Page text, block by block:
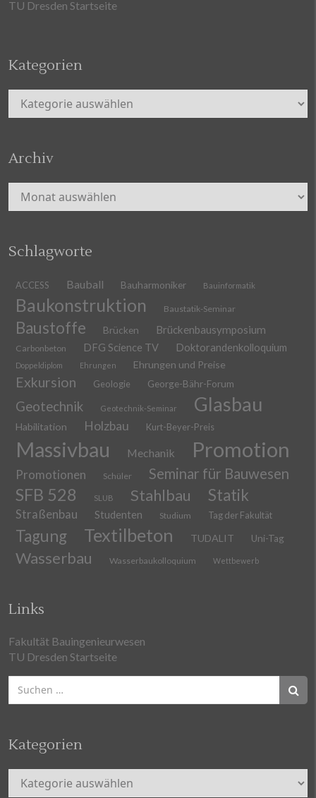
TU Dresden Startseite
Kategorien
Kategorien
Archiv
Archiv
Schlagworte
ACCESS Bauball Bauharmoniker Bauinformatik
Baukonstruktion Baustatik-Seminar
Baustoffe Brücken Brückenbausymposium
Carbonbeton DFG Science TV Doktorandenkolloquium
Doppeldiplom Ehrungen Ehrungen und Preise
Exkursion Geologie George-Bähr-Forum
Geotechnik Geotechnik-Seminar Glasbau
Habilitation Holzbau Kurt-Beyer-Preis
Massivbau Mechanik Promotion
Promotionen Schüler Seminar für Bauwesen
SFB 528 SLUB Stahlbau Statik
Straßenbau Studenten Studium Tag der Fakultät
Tagung Textilbeton TUDALIT Uni-Tag
Wasserbau Wasserbaukolloquium Wettbewerb
Links
Fakultät Bauingenieurwesen
TU Dresden Startseite
Suchen
nach:
Kategorien
Kategorien